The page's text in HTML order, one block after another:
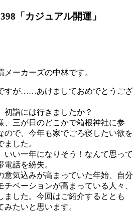
「カジュアル開運」
ーカーズの中林です。
すが……あけましておめでとうござ
初詣には行きましたか？
、三が日のどこかで箱根神社に参
ので、今年も家でごろ寝したい欲を
した。
いい一年になりそう！なんて思って
話を紛失。
意気込みが高まっていた年始、自分
ベーションが高まっている人々、
ました。今回はご紹介するととも
たいと思います。